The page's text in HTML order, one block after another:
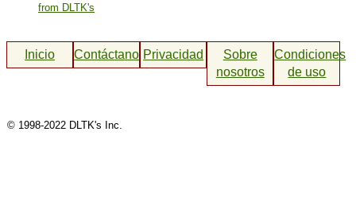
from DLTK's
Inicio ContáctanosPrivacidad
Sobre
nosotros
Condiciones
de uso
© 1998-2022 DLTK's Inc.